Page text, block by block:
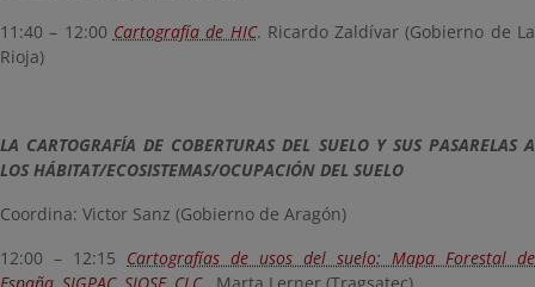
11:40 – 12:00 Cartografía de HIC. Ricardo Zaldívar (Gobierno de La
Rioja)
LA CARTOGRAFÍA DE COBERTURAS DEL SUELO Y SUS PASARELAS A
LOS HÁBITAT/ECOSISTEMAS/OCUPACIÓN DEL SUELO
Coordina: Victor Sanz (Gobierno de Aragón)
12:00 – 12:15 Cartografías de usos del suelo: Mapa Forestal de